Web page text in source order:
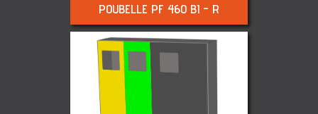
POUBELLE PF 460 BI - R